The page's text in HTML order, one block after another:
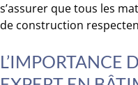
s’assurer que tous les
de construction
L’IMPORTANCE